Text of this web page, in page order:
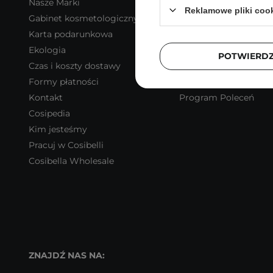
Nasze Marki
Gabinet kosmetologiczny
Karta podarunkowa
Ekologia
Czas i koszty dostawy
Formy płatności
Kontakt
Cosipedia
Kim jesteśmy
Pracuj w Cosibelli
Cosibella Wholesale
Moje zamówienia
Program Poleceń
ZNAJDŹ NAS NA:
Reklamowe pliki